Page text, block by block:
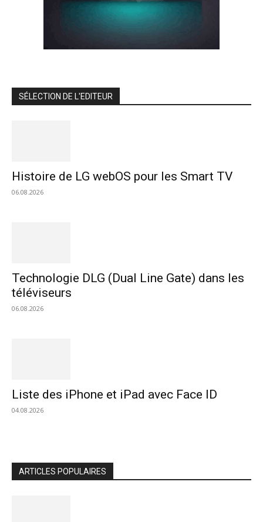
SÉLECTION DE L'EDITEUR
Histoire de LG webOS pour les Smart TV
06.08.2026
Technologie DLG (Dual Line Gate) dans les
téléviseurs
06.08.2026
Liste des iPhone et iPad avec Face ID
04.08.2026
ARTICLES POPULAIRES